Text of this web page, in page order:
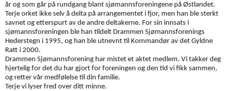
år og som går på rundgang blant sjømannsforeningene på Østlandet.
Terje orket ikke selv å delta på arrangementet i fjor, men han ble sterkt
savnet og etterspurt av de andre deltakerne. For sin innsats i
sjømannsforeningen ble han tildelt Drammen Sjømannsforenings
Hederstegn i 1995, og han ble utnevnt til Kommandør av det Gyldne
Ratt i 2000.
Drammen Sjømannsforening har mistet et aktet medlem. Vi takker deg
hjertelig for det du har gjort for foreningen og den tid vi fikk sammen,
og retter vår medfølelse til din familie.
Terje vi lyser fred over ditt minne.